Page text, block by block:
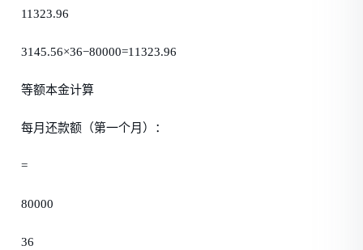
11323.96
3145.56×36−80000=11323.96
等额本金计算
每月还款额（第一个月）：
=
80000
36